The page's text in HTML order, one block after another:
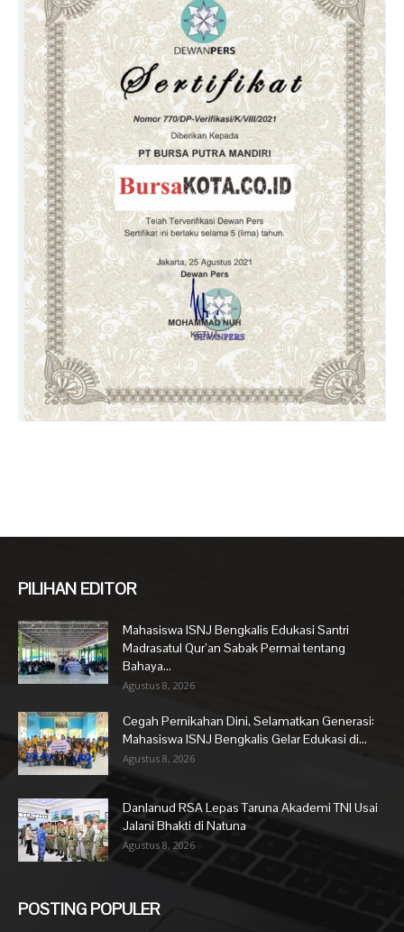
PILIHAN EDITOR
Mahasiswa ISNJ Bengkalis Edukasi Santri
Madrasatul Qur’an Sabak Permai tentang
Bahaya...
Agustus 8, 2026
Cegah Pernikahan Dini, Selamatkan Generasi:
Mahasiswa ISNJ Bengkalis Gelar Edukasi di...
Agustus 8, 2026
Danlanud RSA Lepas Taruna Akademi TNI Usai
Jalani Bhakti di Natuna
Agustus 8, 2026
POSTING POPULER